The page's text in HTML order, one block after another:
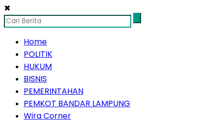
✖
Home
POLITIK
HUKUM
BISNIS
PEMERINTAHAN
PEMKOT BANDAR LAMPUNG
Wira Corner